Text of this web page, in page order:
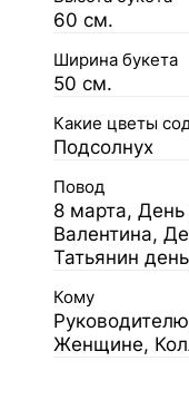
60 см.
Ширина букета
50 см.
Какие цветы
Подсолнух
Повод
8 марта,
Валентина,
Татьянин
Кому
Женщине,